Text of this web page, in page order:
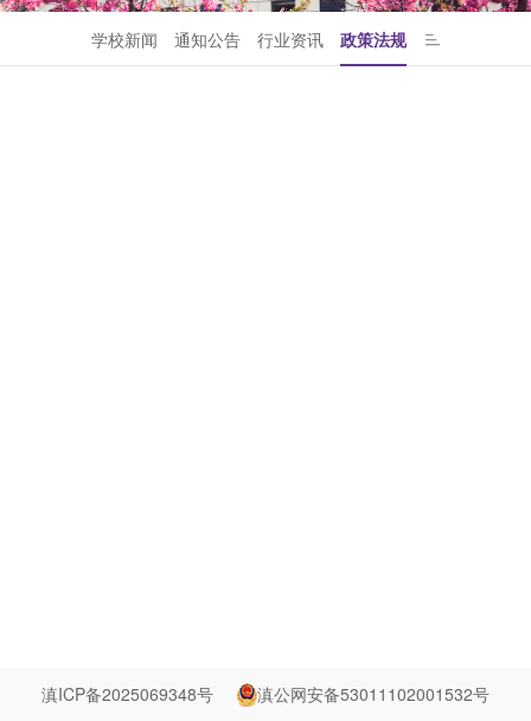
学校新闻 通知公告 行业资讯 政策法规
滇ICP备2025069348号 滇公网安备53011102001532号